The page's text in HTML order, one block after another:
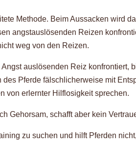
Methode. Beim Aussacken wird
angstauslösenden Reizen
weg von den Reizen.
auslösenden Reiz konfrontiert,
Pferde fälschlicherweise mit
von erlernter Hilflosigkeit sprechen.
Gehorsam, schafft aber kein
zu suchen und hilft Pferden